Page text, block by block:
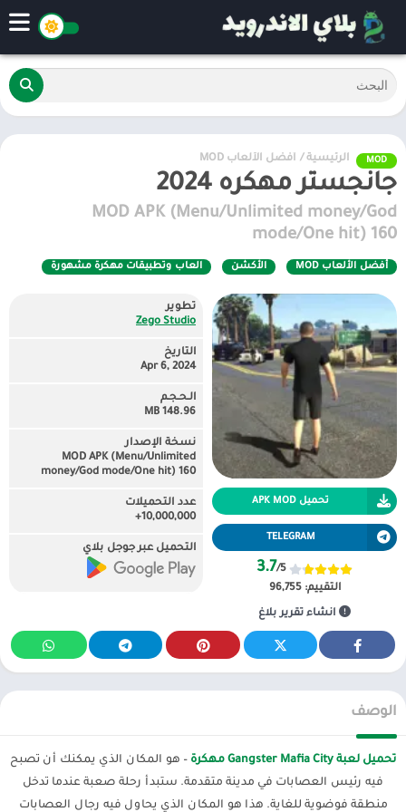
MOD الرئيسية / أفضل الألعاب MOD
جانجستر مهكره 2024
MOD APK (Menu/Unlimited money/God
mode/One hit) 160
أفضل الألعاب MOD الأكشن العاب وتطبيقات مهكرة مشهورة
تحميل APK MOD
TELEGRAM
3.7/5
التقييم:96,755
انشاء تقرير بلاغ
تطوير
Zego Studio
التاريخ
Apr 6, 2024
الـحـجـم
148.96 MB
نسخة الإصدار
MOD APK (Menu/Unlimited
money/God mode/One hit) 160
عدد التحميلات
10,000,000+
التحميل عبر جوجل بلاي
الوصف
تحميل لعبة Gangster Mafia City مهكرة
– هو المكان الذي يمكنك أن تصبح
فيه رئيس العصابات في مدينة متقدمة. ستبدأ رحلة صعبة عندما تدخل
منطقة فوضوية للغاية. هذا هو المكان الذي يحاول فيه رجال العصابات